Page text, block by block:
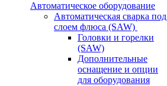
Автоматическое оборудование
Автоматическая сварка под
слоем флюса (SAW)
Головки и горелки
(SAW)
Дополнительные
оснащение и опции
для оборудования